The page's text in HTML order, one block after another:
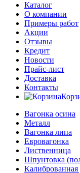
Каталог
О компании
Примеры работ
Акции
Отзывы
Кредит
Новости
Прайс-лист
Доставка
Контакты
Вагонка осина
Металл
Вагонка липа
Евровагонка
Лиственница
Шпунтовка
Калиброванная